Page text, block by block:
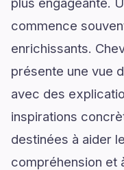
commence
enrichissants.
présente une vue
avec des
inspirations
destinées à aider
compréhension et